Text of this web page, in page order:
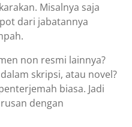
Misalnya saja
dari jabatannya
non resmi lainnya?
skripsi, atau novel?
biasa. Jadi
dengan